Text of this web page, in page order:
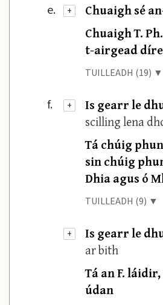
e. +
Chuaigh sé
Chuaigh T.
t-airgead
TUILLEADH (19) ▼
f. + Is gearr le
scilling lena
Tá chúig
sin chúig
Dhia agus ó
TUILLEADH (9) ▼
+ Is gearr le
ar bith
Tá an F.
údan